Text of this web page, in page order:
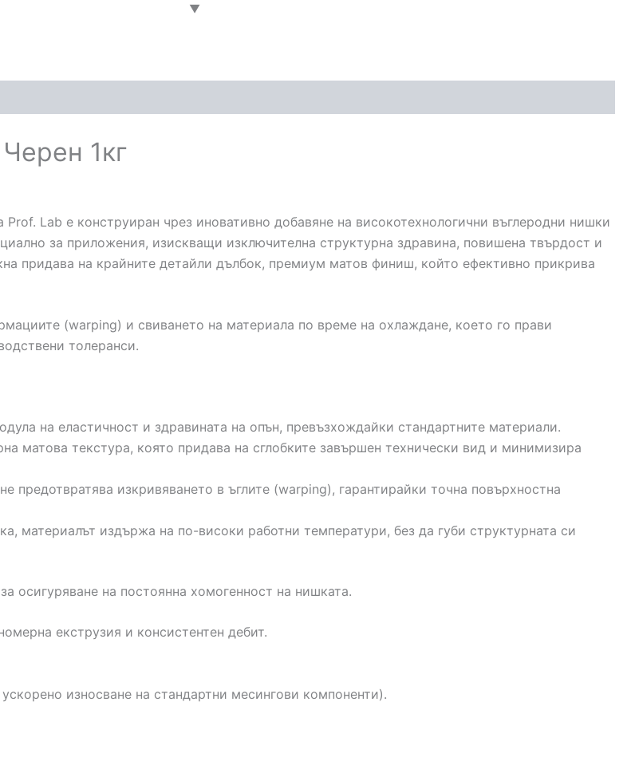
1кг
Prof. Lab е конструиран чрез иновативно добавяне на високотехнологични въглеродни нишки
за приложения, изискващи изключителна структурна здравина, повишена твърдост и
придава на крайните детайли дълбок, премиум матов финиш, който ефективно прикрива
(warping) и свиването на материала по време на охлаждане, което го прави
толеранси.
на еластичност и здравината на опън, превъзхождайки стандартните материали.
матова текстура, която придава на сглобките завършен технически вид и минимизира
предотвратява изкривяването в ъглите (warping), гарантирайки точна повърхностна
материалът издържа на по-високи работни температури, без да губи структурната си
осигуряване на постоянна хомогенност на нишката.
екструзия и консистентен дебит.
износване на стандартни месингови компоненти).